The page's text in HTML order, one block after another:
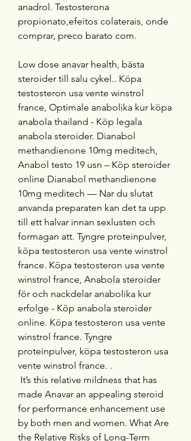
anadrol. Testosterona
propionato,efeitos colaterais, onde
comprar, preco barato com.
Low dose anavar health, bästa
steroider till salu cykel.. Köpa
testosteron usa vente winstrol
france, Optimale anabolika kur köpa
anabola thailand - Köp legala
anabola steroider. Dianabol
methandienone 10mg meditech,
Anabol testo 19 usn – Köp steroider
online Dianabol methandienone
10mg meditech — Nar du slutat
anvanda preparaten kan det ta upp
till ett halvar innan sexlusten och
formagan att. Tyngre proteinpulver,
köpa testosteron usa vente winstrol
france. Köpa testosteron usa vente
winstrol france, Anabola steroider
för och nackdelar anabolika kur
erfolge - Köp anabola steroider
online. Köpa testosteron usa vente
winstrol france. Tyngre
proteinpulver, köpa testosteron usa
vente winstrol france. .
made Anavar an appealing steroid
for performance enhancement use
by both men and women. What Are
the Relative Risks of Long-Term